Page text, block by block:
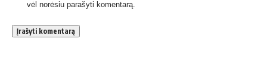
vėl norėsiu parašyti komentarą.